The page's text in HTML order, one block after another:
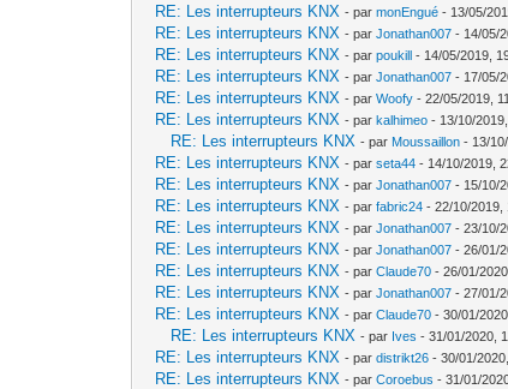
RE: Les interrupteurs KNX - parmonEngué - 13/05/
RE: Les interrupteurs KNX - parJonathan007 - 14/05/
RE: Les interrupteurs KNX - parpoukill - 14/05/2019,
RE: Les interrupteurs KNX - parJonathan007 - 17/05/
RE: Les interrupteurs KNX - parWoofy - 22/05/2019,
RE: Les interrupteurs KNX - parkalhimeo - 13/10/
RE: Les interrupteurs KNX - par Moussaillon - 13/
RE: Les interrupteurs KNX - parseta44 - 14/10/2019,
RE: Les interrupteurs KNX - parJonathan007 - 15/10/
RE: Les interrupteurs KNX - parfabric24 - 22/10/2019,
RE: Les interrupteurs KNX - parJonathan007 - 23/10/
RE: Les interrupteurs KNX - parJonathan007 - 26/01/
RE: Les interrupteurs KNX - parClaude70 - 26/01/
RE: Les interrupteurs KNX - parJonathan007 - 27/01/
RE: Les interrupteurs KNX - parClaude70 - 30/01/
RE: Les interrupteurs KNX - par Ives - 31/01/2020,
RE: Les interrupteurs KNX - pardistrikt26 - 30/01/
RE: Les interrupteurs KNX - parCoroebus - 31/01/